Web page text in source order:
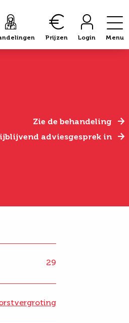
Prijzen Login Menu
Zie de behandeling
adviesgesprek in
29